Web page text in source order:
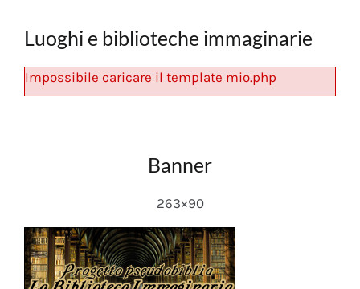
Luoghi e biblioteche immaginarie
Impossibile caricare il template mio.php
Banner
263×90